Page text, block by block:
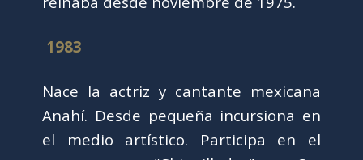
1983
Nace la actriz y cantante mexicana
Anahí. Desde pequeña incursiona en
el medio artístico. Participa en el